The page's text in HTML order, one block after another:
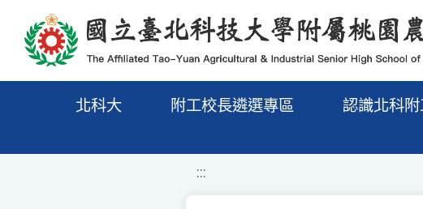
移至網頁之主要內容區位置
北科大 附工校長遴選專區 認識北科附
:::